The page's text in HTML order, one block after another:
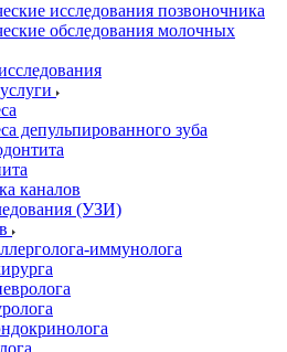
исследования позвоночника
обследования молочных
депульпированного зуба
каналов
(УЗИ)
иммунолога